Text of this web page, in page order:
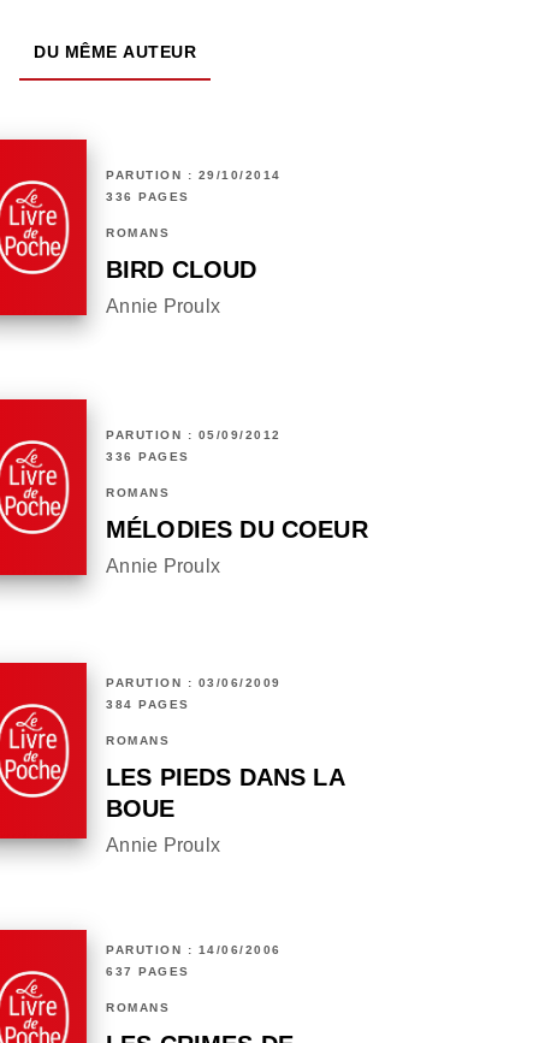
DU MÊME AUTEUR
PARUTION : 29/10/2014
336 PAGES
ROMANS
BIRD CLOUD
Annie Proulx
PARUTION : 05/09/2012
336 PAGES
ROMANS
MÉLODIES DU COEUR
Annie Proulx
PARUTION : 03/06/2009
384 PAGES
ROMANS
LES PIEDS DANS LA
BOUE
Annie Proulx
PARUTION : 14/06/2006
637 PAGES
ROMANS